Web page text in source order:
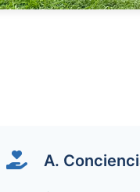
A.